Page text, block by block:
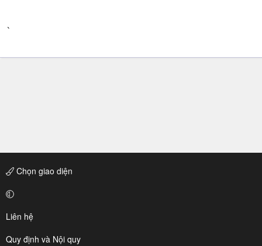
`
Chọn giao diện
Liên hệ
Quy định và Nội quy